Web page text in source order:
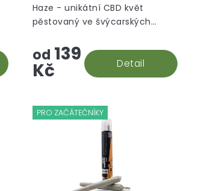
od 139
Kč Detail
Haze - unikátní CBD květ
pěstovaný ve švýcarských
PRO ZAČÁTEČNÍKY